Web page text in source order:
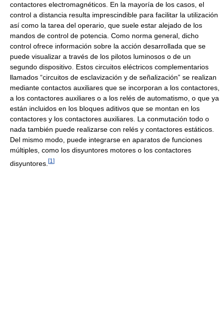
contactores electromagnéticos. En la mayoría de los casos, el
control a distancia resulta imprescindible para facilitar la utilización
así como la tarea del operario, que suele estar alejado de los
mandos de control de potencia. Como norma general, dicho
control ofrece información sobre la acción desarrollada que se
puede visualizar a través de los pilotos luminosos o de un
segundo dispositivo. Estos circuitos eléctricos complementarios
llamados “circuitos de esclavización y de señalización” se realizan
mediante contactos auxiliares que se incorporan a los contactores,
a los contactores auxiliares o a los relés de automatismo, o que ya
están incluidos en los bloques aditivos que se montan en los
contactores y los contactores auxiliares. La conmutación todo o
nada también puede realizarse con relés y contactores estáticos.
Del mismo modo, puede integrarse en aparatos de funciones
múltiples, como los disyuntores motores o los contactores
disyuntores. [1 ]